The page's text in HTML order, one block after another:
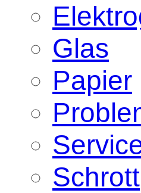
Glas
Papier
Schrott